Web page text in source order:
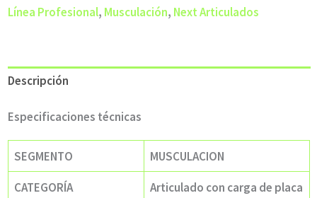
Línea Profesional, Musculación, Next Articulados
Descripción
Especificaciones técnicas
SEGMENTO
MUSCULACION
CATEGORÍA
Articulado con carga de placa